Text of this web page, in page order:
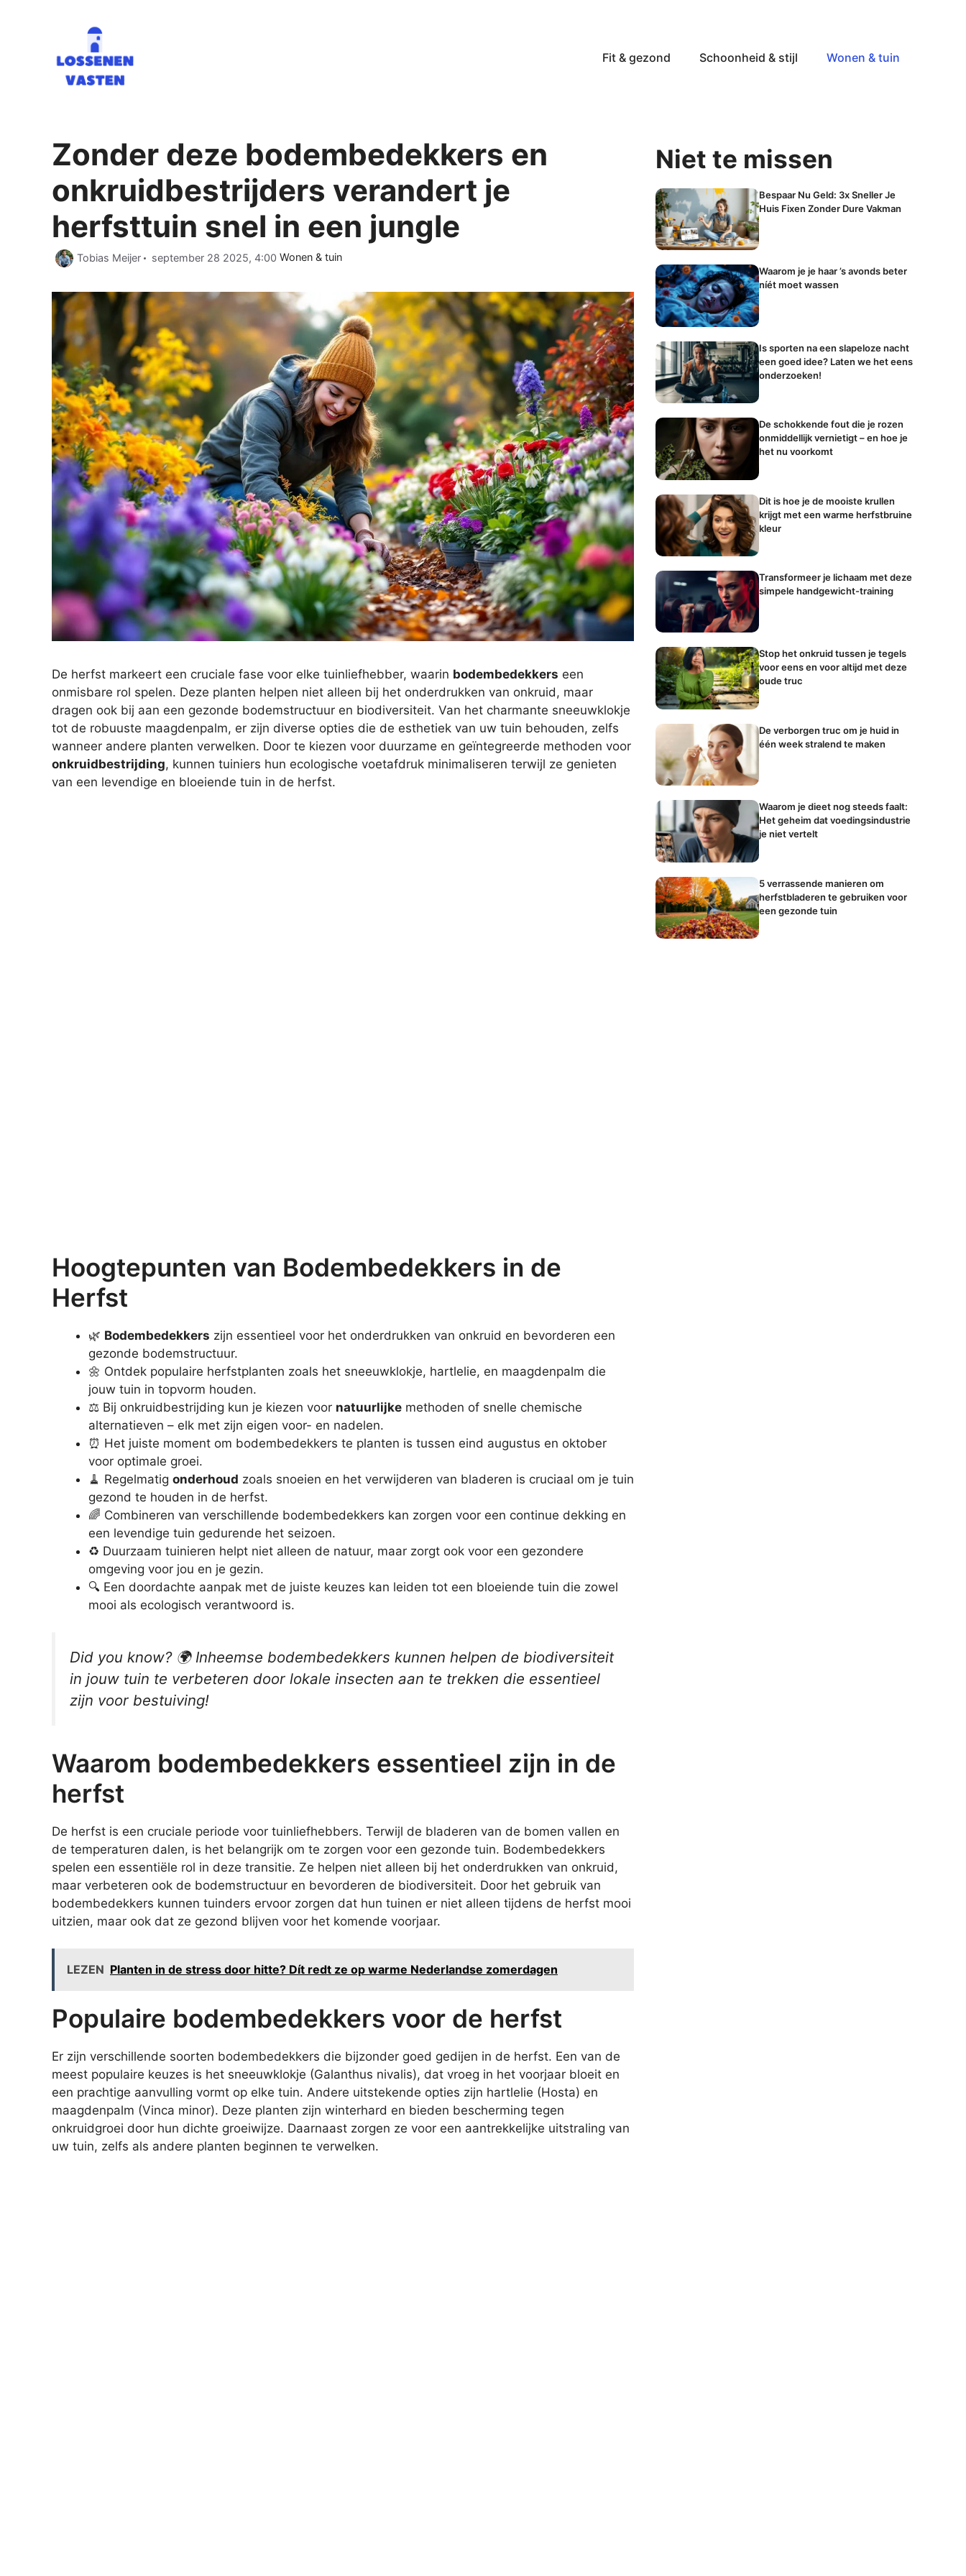
Fit & gezond Schoonheid & stijl Wonen & tuin
Zonder deze bodembedekkers en
onkruidbestrijders verandert je
herfsttuin snel in een jungle
Tobias Meijer september 28 2025, 4:00 Categorieën
Wonen & tuin
De herfst markeert een cruciale fase voor elke tuinliefhebber, waarin bodembedekkers een
onmisbare rol spelen. Deze planten helpen niet alleen bij het onderdrukken van onkruid, maar
dragen ook bij aan een gezonde bodemstructuur en biodiversiteit. Van het charmante sneeuwklokje
tot de robuuste maagdenpalm, er zijn diverse opties die de esthetiek van uw tuin behouden, zelfs
wanneer andere planten verwelken. Door te kiezen voor duurzame en geïntegreerde methoden voor
onkruidbestrijding, kunnen tuiniers hun ecologische voetafdruk minimaliseren terwijl ze genieten
van een levendige en bloeiende tuin in de herfst.
Hoogtepunten van Bodembedekkers in de
Herfst
🌿 Bodembedekkers zijn essentieel voor het onderdrukken van onkruid en bevorderen een
gezonde bodemstructuur.
🌼 Ontdek populaire herfstplanten zoals het sneeuwklokje, hartlelie, en maagdenpalm die
jouw tuin in topvorm houden.
⚖️ Bij onkruidbestrijding kun je kiezen voor natuurlijke methoden of snelle chemische
alternatieven – elk met zijn eigen voor- en nadelen.
⏰ Het juiste moment om bodembedekkers te planten is tussen eind augustus en oktober
voor optimale groei.
🧹 Regelmatig onderhoud zoals snoeien en het verwijderen van bladeren is cruciaal om je tuin
gezond te houden in de herfst.
🌈 Combineren van verschillende bodembedekkers kan zorgen voor een continue dekking en
een levendige tuin gedurende het seizoen.
♻️ Duurzaam tuinieren helpt niet alleen de natuur, maar zorgt ook voor een gezondere
omgeving voor jou en je gezin.
🔍 Een doordachte aanpak met de juiste keuzes kan leiden tot een bloeiende tuin die zowel
mooi als ecologisch verantwoord is.
Did you know? 🌍 Inheemse bodembedekkers kunnen helpen de biodiversiteit
in jouw tuin te verbeteren door lokale insecten aan te trekken die essentieel
zijn voor bestuiving!
Waarom bodembedekkers essentieel zijn in de
herfst
De herfst is een cruciale periode voor tuinliefhebbers. Terwijl de bladeren van de bomen vallen en
de temperaturen dalen, is het belangrijk om te zorgen voor een gezonde tuin. Bodembedekkers
spelen een essentiële rol in deze transitie. Ze helpen niet alleen bij het onderdrukken van onkruid,
maar verbeteren ook de bodemstructuur en bevorderen de biodiversiteit. Door het gebruik van
bodembedekkers kunnen tuinders ervoor zorgen dat hun tuinen er niet alleen tijdens de herfst mooi
uitzien, maar ook dat ze gezond blijven voor het komende voorjaar.
LEZEN Planten in de stress door hitte? Dít redt ze op warme Nederlandse zomerdagen
Populaire bodembedekkers voor de herfst
Er zijn verschillende soorten bodembedekkers die bijzonder goed gedijen in de herfst. Een van de
meest populaire keuzes is het sneeuwklokje (Galanthus nivalis), dat vroeg in het voorjaar bloeit en
een prachtige aanvulling vormt op elke tuin. Andere uitstekende opties zijn hartlelie (Hosta) en
maagdenpalm (Vinca minor). Deze planten zijn winterhard en bieden bescherming tegen
onkruidgroei door hun dichte groeiwijze. Daarnaast zorgen ze voor een aantrekkelijke uitstraling van
uw tuin, zelfs als andere planten beginnen te verwelken.
Niet te missen
Bespaar Nu Geld: 3x Sneller Je
Huis Fixen Zonder Dure Vakman
Waarom je je haar ’s avonds beter
níét moet wassen
Is sporten na een slapeloze nacht
een goed idee? Laten we het eens
onderzoeken!
De schokkende fout die je rozen
onmiddellijk vernietigt – en hoe je
het nu voorkomt
Dit is hoe je de mooiste krullen
krijgt met een warme herfstbruine
kleur
Transformeer je lichaam met deze
simpele handgewicht-training
Stop het onkruid tussen je tegels
voor eens en voor altijd met deze
oude truc
De verborgen truc om je huid in
één week stralend te maken
Waarom je dieet nog steeds faalt:
Het geheim dat voedingsindustrie
je niet vertelt
5 verrassende manieren om
herfstbladeren te gebruiken voor
een gezonde tuin